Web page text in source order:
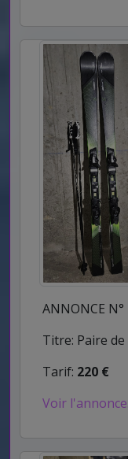
ANNONCE
Titre: Paire
Tarif: 220 €
Voir